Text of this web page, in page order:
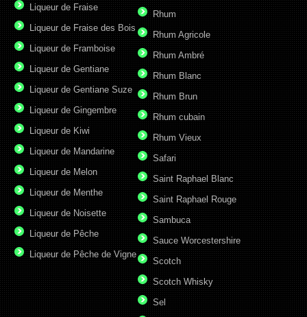
Liqueur de Fraise
Liqueur de Fraise des Bois
Liqueur de Framboise
Liqueur de Gentiane
Liqueur de Gentiane Suze
Liqueur de Gingembre
Liqueur de Kiwi
Liqueur de Mandarine
Liqueur de Melon
Liqueur de Menthe
Liqueur de Noisette
Liqueur de Pêche
Liqueur de Pêche de Vigne
Rhum
Rhum Agricole
Rhum Ambré
Rhum Blanc
Rhum Brun
Rhum cubain
Rhum Vieux
Safari
Saint Raphael Blanc
Saint Raphael Rouge
Sambuca
Sauce Worcestershire
Scotch
Scotch Whisky
Sel